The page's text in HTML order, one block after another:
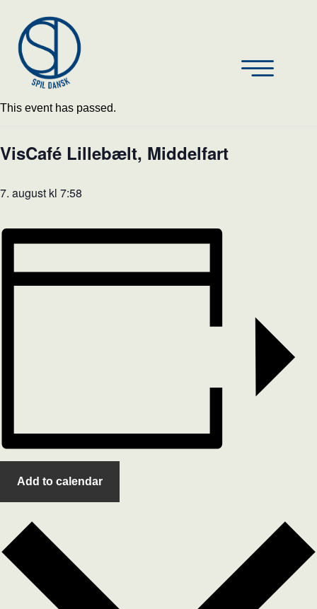
This event has passed.
VisCafé Lillebælt, Middelfart
7. august kl 7:58
Add to calendar